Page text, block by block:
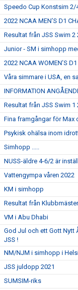
Speedo Cup Konstsim
2022 NCAA MEN’S D1
Resultat från JSS Swim 2
Junior - SM i simhopp
2022 NCAA WOMEN’S
Våra simmare i USA, en
INFORMATION
Resultat från JSS Swim 1
Fina framgångar för Max
Psykisk ohälsa inom
Simhopp .....
NUSS-äldre 4-6/2 är
Vattengympa våren 2022
KM i simhopp
Resultat från
VM i Abu Dhabi
God Jul och ett Gott Nytt
JSS !
NM/NJM i simhopp i
JSS juldopp 2021
SUMSIM-riks